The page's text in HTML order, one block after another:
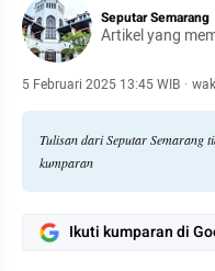
Seputar Semarang
Artikel yang
5 Februari 2025 13:45 WIB ·
Tulisan dari Seputar Semarang
kumparan
Ikuti kumparan di